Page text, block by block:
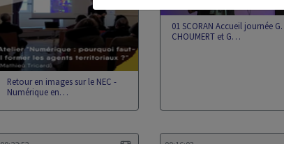
Retour en images sur le NEC -
Numérique en…
01 SCORAN Accueil journée G.
CHOUMERT et G…